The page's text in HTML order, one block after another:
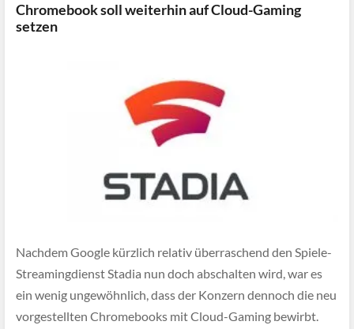
Chromebook soll weiterhin auf Cloud-Gaming
setzen
Nachdem Google kürzlich relativ überraschend den Spiele-
Streamingdienst Stadia nun doch abschalten wird, war es
ein wenig ungewöhnlich, dass der Konzern dennoch die neu
vorgestellten Chromebooks mit Cloud-Gaming bewirbt.